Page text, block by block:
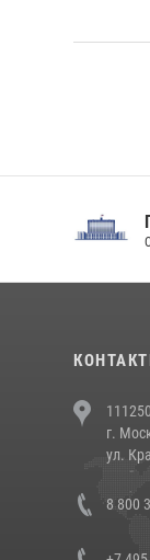
111250
г.
ул.
8 800